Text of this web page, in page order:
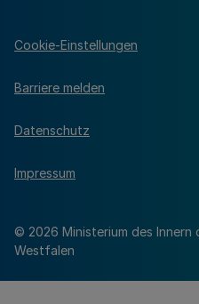
© 2026 Ministerium des Innern
Westfalen
Cookie-Einstellungen
Barriere melden
Datenschutz
Impressum